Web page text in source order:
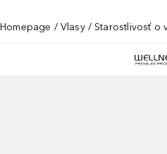
Homepage Vlasy Starostlivosť o